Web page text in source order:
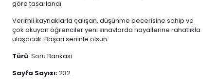
göre tasarlandı.
Verimli kaynaklarla çalışan, düşünme becerisine sahip ve
çok okuyan öğrenciler yeni sınavlarda hayallerine rahatlıkla
ulaşacak. Başarı seninle olsun.
Türü: Soru Bankası
Sayfa Sayısı:232